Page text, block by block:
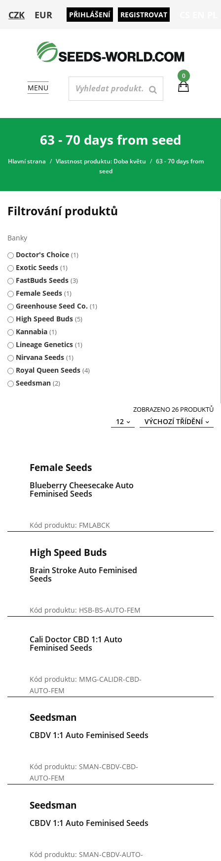
CZK EUR PŘIHLÁŠENÍ REGISTROVAT
0
MENU
63 - 70 days from seed
Hlavní strana Vlastnost produktu: Doba květu
63 - 70 days from
seed
Filtrování produktů
Banky
Doctor's Choice 1
Exotic Seeds 1
FastBuds Seeds 3
Female Seeds 1
Greenhouse Seed Co. 1
High Speed Buds 5
Kannabia 1
Lineage Genetics 1
Nirvana Seeds 1
Royal Queen Seeds 4
Seedsman 2
ZOBRAZENO 26 PRODUKTŮ
VÝCHOZÍ TŘÍDĚNÍ
12
Female Seeds
Blueberry Cheesecake Auto
Feminised Seeds
Kód produktu: FMLABCK
High Speed Buds
Brain Stroke Auto Feminised
Seeds
Kód produktu: HSB-BS-AUTO-FEM
Cali Doctor CBD 1:1 Auto
Feminised Seeds
Kód produktu: MMG-CALIDR-CBD-
AUTO-FEM
Seedsman
CBDV 1:1 Auto Feminised Seeds
Kód produktu: SMAN-CBDV-CBD-
AUTO-FEM
Seedsman
CBDV 1:1 Auto Feminised Seeds
Kód produktu: SMAN-CBDV-AUTO-